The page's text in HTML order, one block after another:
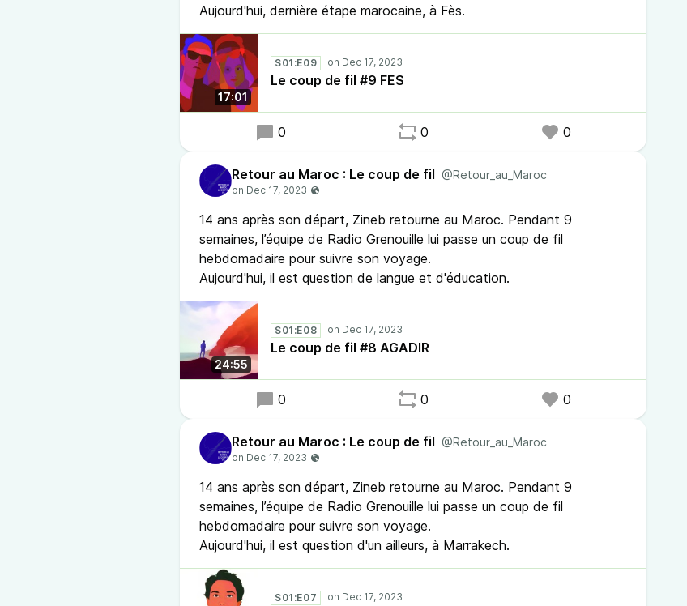
Aujourd'hui, dernière étape marocaine, à Fès.
17:01
S01:E09
Le coup de fil #9 FES
0 0 0
Retour au Maroc : Le coup de fil @Retour_au_Maroc
14 ans après son départ, Zineb retourne au Maroc. Pendant 9
semaines, l’équipe de Radio Grenouille lui passe un coup de fil
hebdomadaire pour suivre son voyage.
Aujourd'hui, il est question de langue et d'éducation.
24:55
S01:E08
Le coup de fil #8 AGADIR
0 0 0
Retour au Maroc : Le coup de fil @Retour_au_Maroc
14 ans après son départ, Zineb retourne au Maroc. Pendant 9
semaines, l’équipe de Radio Grenouille lui passe un coup de fil
hebdomadaire pour suivre son voyage.
Aujourd'hui, il est question d'un ailleurs, à Marrakech.
S01:E07